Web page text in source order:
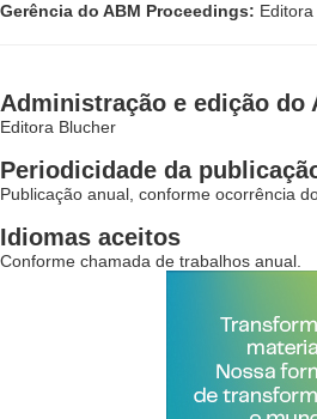
Gerência do ABM Proceedings:
Administração e edição do
Editora Blucher
Periodicidade da
Publicação anual, conforme ocorrência
Idiomas aceitos
Conforme chamada de trabalhos anual.